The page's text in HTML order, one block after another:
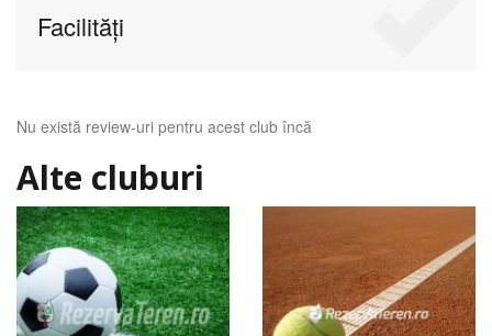
Facilități
Nu există review-uri pentru acest club încă
Alte cluburi